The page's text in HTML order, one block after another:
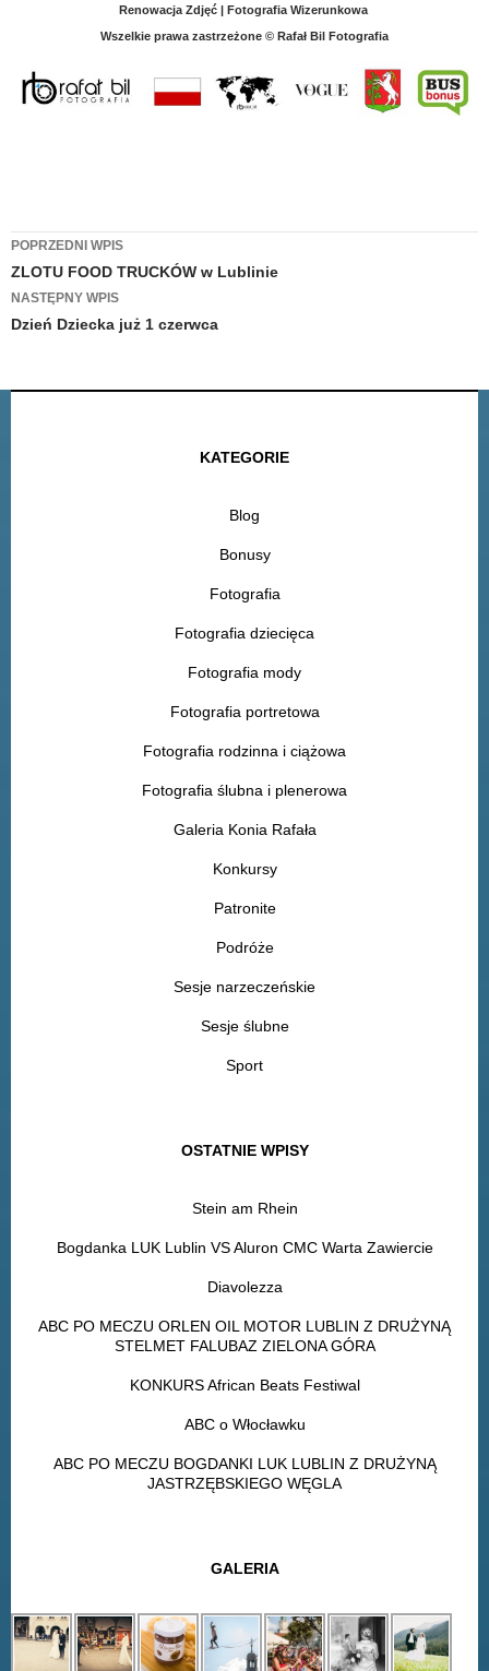
Renowacja Zdjęć | Fotografia Wizerunkowa
Wszelkie prawa zastrzeżone © Rafał Bil Fotografia
Zobacz
wpisy
POPRZEDNI WPIS
ZLOTU FOOD TRUCKÓW w Lublinie
NASTĘPNY WPIS
Dzień Dziecka już 1 czerwca
KATEGORIE
Blog
Bonusy
Fotografia
Fotografia dziecięca
Fotografia mody
Fotografia portretowa
Fotografia rodzinna i ciążowa
Fotografia ślubna i plenerowa
Galeria Konia Rafała
Konkursy
Patronite
Podróże
Sesje narzeczeńskie
Sesje ślubne
Sport
OSTATNIE WPISY
Stein am Rhein
Bogdanka LUK Lublin VS Aluron CMC Warta Zawiercie
Diavolezza
ABC PO MECZU ORLEN OIL MOTOR LUBLIN Z DRUŻYNĄ
STELMET FALUBAZ ZIELONA GÓRA
KONKURS African Beats Festiwal
ABC o Włocławku
ABC PO MECZU BOGDANKI LUK LUBLIN Z DRUŻYNĄ
JASTRZĘBSKIEGO WĘGLA
GALERIA